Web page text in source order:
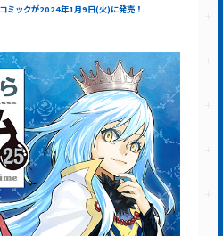
ミックが2024年1月9日(火)に発売！